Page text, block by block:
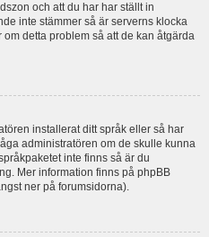
och att du har har ställt in
inte stämmer så är serverns klocka
detta problem så att de kan åtgärda
installerat ditt språk eller så har
administratören om de skulle kunna
inte finns så är du
Mer information finns på phpBB
ner på forumsidorna).